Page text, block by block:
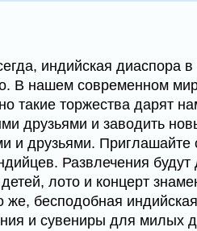
индийская диаспора
В нашем современном
такие торжества дарят
друзьями и заводить
и друзьями. Приглашайте
Развлечения будут
лото и концерт
же, бесподобная
и сувениры для милых